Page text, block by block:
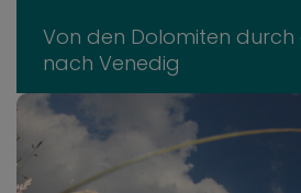
Von den Dolomiten
nach Venedig